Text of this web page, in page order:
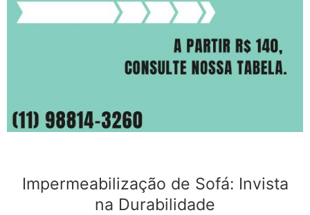
Impermeabilização de Sofá: Invista
na Durabilidade